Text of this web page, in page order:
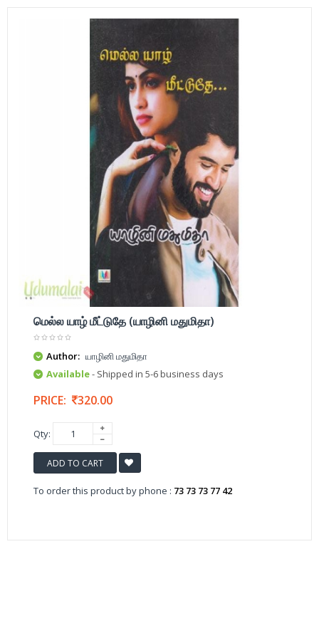
மெல்ல யாழ் மீட்டுதே (யாழினி மதுமிதா)
Author: யாழினி மதுமிதா
Available- Shipped in 5-6 business days
PRICE: 320.00
Qty:
ADD TO CART
To order this product by phone : 73 73 73 77 42